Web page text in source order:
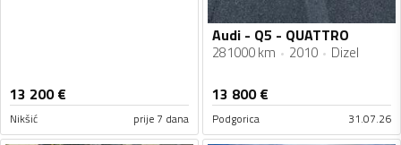
13 200€
Nikšić prije 7 dana
Audi - Q5 - QUATTRO
281000 km 2010 Dizel
13 800€
Podgorica 31.07.26